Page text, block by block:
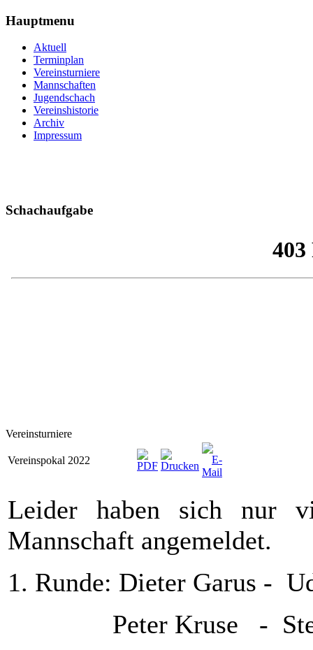
Hauptmenu
Aktuell
Terminplan
Vereinsturniere
Mannschaften
Jugendschach
Vereinshistorie
Archiv
Impressum
Schachaufgabe
Vereinsturniere
Vereinspokal 2022
Leider haben sich nur
Mannschaft angemeldet.
1. Runde: Dieter Garus
Peter Kruse -